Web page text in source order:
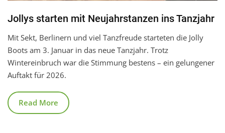
Jollys starten mit Neujahrstanzen ins Tanzjahr
Mit Sekt, Berlinern und viel Tanzfreude starteten die Jolly
Boots am 3. Januar in das neue Tanzjahr. Trotz
Wintereinbruch war die Stimmung bestens – ein gelungener
Auftakt für 2026.
Read More